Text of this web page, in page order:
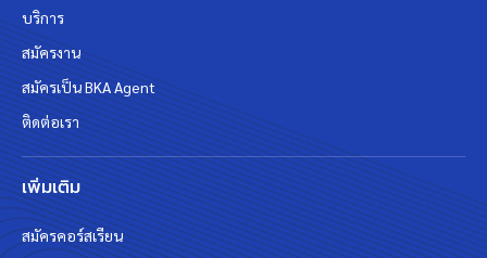
บริการ
สมัครงาน
สมัครเป็น BKA Agent
ติดต่อเรา
เพิ่มเติม
สมัครคอร์สเรียน